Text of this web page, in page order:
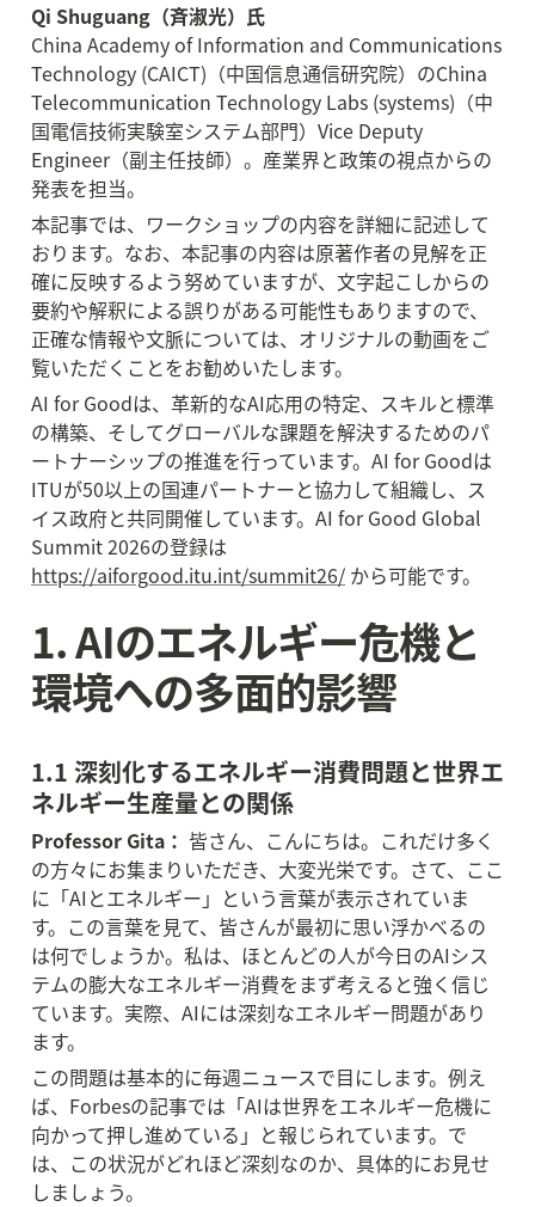
Qi Shuguang（斉淑光）氏
China Academy of Information and Communications
Technology (CAICT)（中国信息通信研究院）のChina
Telecommunication Technology Labs (systems)（中
国電信技術実験室システム部門）Vice Deputy
Engineer（副主任技師）。産業界と政策の視点からの
発表を担当。
本記事では、ワークショップの内容を詳細に記述して
おります。なお、本記事の内容は原著作者の見解を正
確に反映するよう努めていますが、文字起こしからの
要約や解釈による誤りがある可能性もありますので、
正確な情報や文脈については、オリジナルの動画をご
覧いただくことをお勧めいたします。
AI for Goodは、革新的なAI応用の特定、スキルと標準
の構築、そしてグローバルな課題を解決するためのパ
ートナーシップの推進を行っています。AI for Goodは
ITUが50以上の国連パートナーと協力して組織し、ス
イス政府と共同開催しています。AI for Good Global
https://aiforgood.itu.int/summit26/ から可能です。
1. AIのエネルギー危機と
環境への多面的影響
1.1 深刻化するエネルギー消費問題と世界エ
ネルギー生産量との関係
Professor Gita： 皆さん、こんにちは。これだけ多く
の方々にお集まりいただき、大変光栄です。さて、ここ
に「AIとエネルギー」という言葉が表示されていま
す。この言葉を見て、皆さんが最初に思い浮かべるの
は何でしょうか。私は、ほとんどの人が今日のAIシス
テムの膨大なエネルギー消費をまず考えると強く信じ
ています。実際、AIには深刻なエネルギー問題があり
ます。
この問題は基本的に毎週ニュースで目にします。例え
ば、Forbesの記事では「AIは世界をエネルギー危機に
向かって押し進めている」と報じられています。で
は、この状況がどれほど深刻なのか、具体的にお見せ
しましょう。